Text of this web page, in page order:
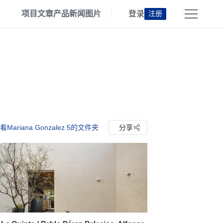
项目文章产品新闻 图片 登录 注册
Mariana Gonzalez 5的文件夹 分享